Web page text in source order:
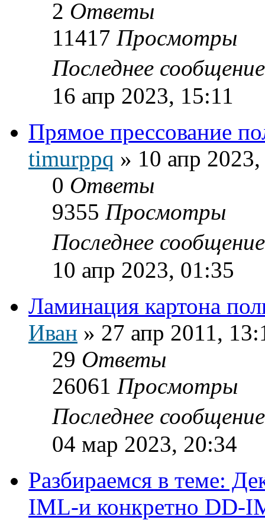
2 Ответы
11417 Просмотры
Последнее
16 апр 2023, 15:11
Прямое прессование
timurppq » 10 апр
0 Ответы
9355 Просмотры
Последнее
10 апр 2023, 01:35
Ламинация картона
Иван » 27 апр 2011,
29 Ответы
26061 Просмотры
Последнее
04 мар 2023, 20:34
Разбираемся в теме:
IML-и конкретно DD-